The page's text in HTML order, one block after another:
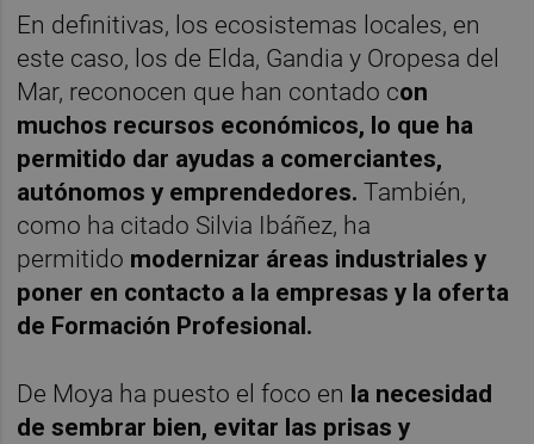
En definitivas, los ecosistemas locales, en
este caso, los de Elda, Gandia y Oropesa del
Mar, reconocen que han contado con
muchos recursos económicos, lo que ha
permitido dar ayudas a comerciantes,
autónomos y emprendedores.También,
como ha citado Silvia Ibáñez, ha
permitido modernizar áreas industriales y
poner en contacto a la empresas y la oferta
de Formación Profesional.
De Moya ha puesto el foco en la necesidad
de sembrar bien, evitar las prisas y